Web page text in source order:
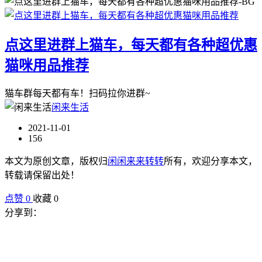
点这里进群上猫车，每天都有各种超优惠
猫咪用品推荐
猫车群每天都有车！扫码拉你进群~
闲来生活
2021-11-01
156
本文为原创文章，版权归闲闲来来转转所有，欢迎分享本文，
转载请保留出处！
点赞 0 收藏 0
分享到：